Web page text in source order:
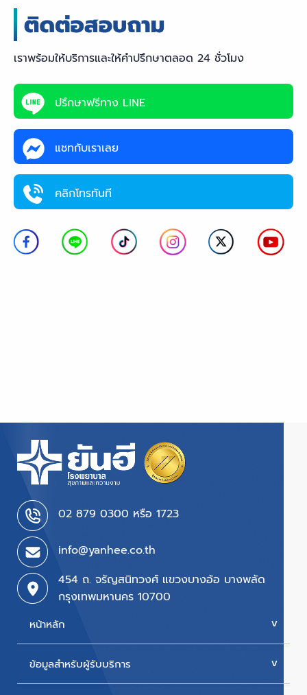
เราพร้อมให้บริการและให้คำปรึกษาตลอด 24 ชั่วโมง
ปรึกษาฟรีทาง LINE
แชทกับเราเลย
คลิกโทรทันที
02 879 0300 หรือ 1723
info@yanhee.co.th
454 ถ. จรัญสนิทวงศ์ แขวงบางอ้อ บางพลัด
กรุงเทพมหานคร 10700
หน้าหลัก
บริการของเรา
ข้อมูลสำหรับผู้รับบริการ